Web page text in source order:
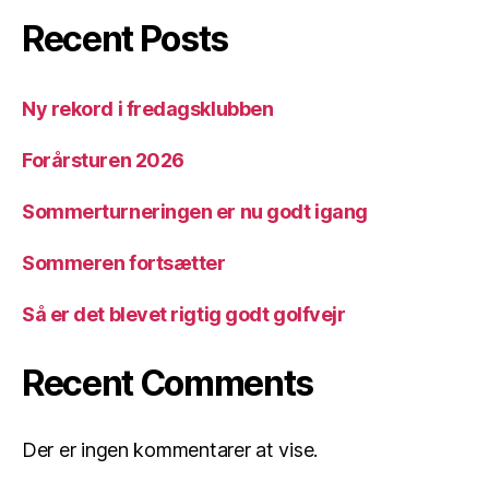
Recent Posts
Ny rekord i fredagsklubben
Forårsturen 2026
Sommerturneringen er nu godt igang
Sommeren fortsætter
Så er det blevet rigtig godt golfvejr
Recent Comments
Der er ingen kommentarer at vise.